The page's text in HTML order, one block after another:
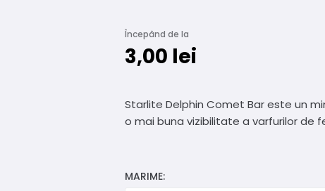
Începând de la
3,00 lei
Starlite Delphin Comet Bar este un
o mai buna vizibilitate a varfurilor de
MARIME: